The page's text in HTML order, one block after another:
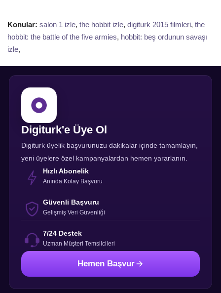
Konular: salon 1 izle, the hobbit izle, digiturk 2015 filmleri, the
hobbit: the battle of the five armies, hobbit: beş ordunun savaşı
izle,
Digiturk'e Üye Ol
Digiturk üyelik başvurunuzu dakikalar içinde tamamlayın,
yeni üyelere özel kampanyalardan hemen yararlanın.
Hızlı Abonelik
Anında Kolay Başvuru
Güvenli Başvuru
Gelişmiş Veri Güvenliği
7/24 Destek
Uzman Müşteri Temsilcileri
Hemen Başvur